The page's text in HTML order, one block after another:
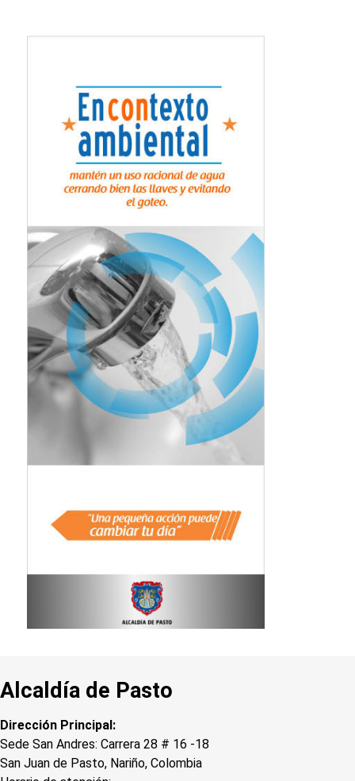
Alcaldía de Pasto
Dirección Principal:
Sede San Andres: Carrera 28 # 16 -18
San Juan de Pasto, Nariño, Colombia